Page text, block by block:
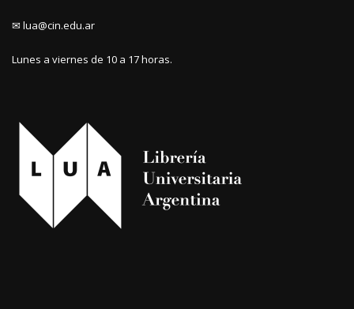
✉ lua@cin.edu.ar
Lunes a viernes de 10 a 17 horas.